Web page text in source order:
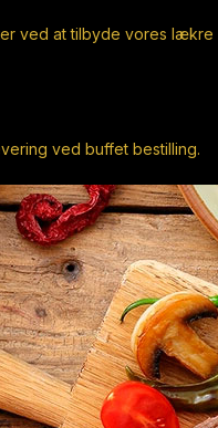
ved at tilbyde vores lækre
ved buffet bestilling.